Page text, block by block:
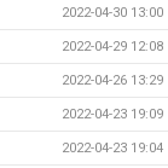
2022-04-30 13:00
2022-04-29 12:08
2022-04-26 13:29
2022-04-23 19:09
2022-04-23 19:04